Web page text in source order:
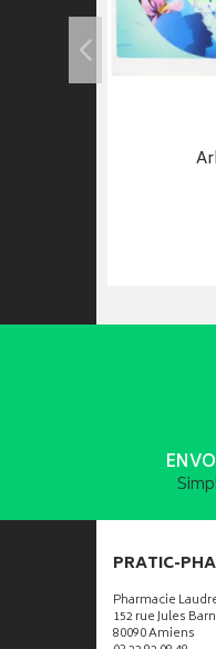
PRATIC-
Pharmacie
152 rue Jules
80090 Amiens